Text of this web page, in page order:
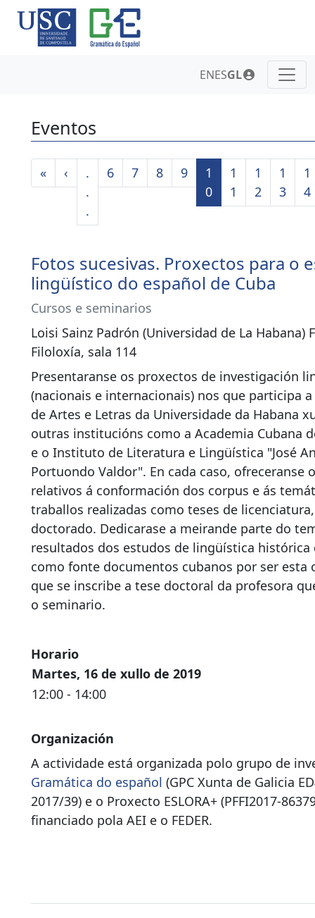
ENESGL
Eventos
« ‹
.
.
.
6 7 8 9
1
0
1
1
1
2
1
3
1
4
Fotos sucesivas. Proxectos para o
lingüístico do español de Cuba
Cursos e seminarios
Loisi Sainz Padrón (Universidad de La Habana)
Filoloxía, sala 114
Presentaranse os proxectos de investigación
(nacionais e internacionais) nos que participa
de Artes e Letras da Universidade da Habana
outras institucións como a Academia Cubana
e o Instituto de Literatura e Lingüística "José
Portuondo Valdor". En cada caso, ofreceranse
relativos á conformación dos corpus e ás
traballos realizadas como teses de
doctorado. Dedicarase a meirande parte do
resultados dos estudos de lingüística histórica
como fonte documentos cubanos por ser esta
que se inscribe a tese doctoral da profesora
o seminario.
Horario
Martes, 16 de xullo de 2019
12:00 - 14:00
Organización
A actividade está organizada polo grupo de
Gramática do español (GPC Xunta de Galicia
2017/39) e o Proxecto ESLORA+ (PFFI2017-
financiado pola AEI e o FEDER.